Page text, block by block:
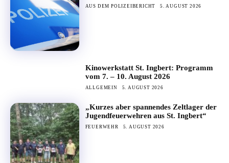
AUS DEM POLIZEIBERICHT 5. AUGUST 2026
Kinowerkstatt St. Ingbert: Programm
vom 7. – 10. August 2026
ALLGEMEIN 5. AUGUST 2026
„Kurzes aber spannendes Zeltlager der
Jugendfeuerwehren aus St. Ingbert“
FEUERWEHR 5. AUGUST 2026